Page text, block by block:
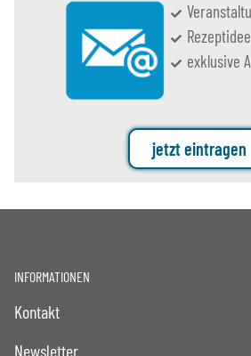
exklusive
jetzt eintragen
INFORMATIONEN
Kontakt
Newsletter